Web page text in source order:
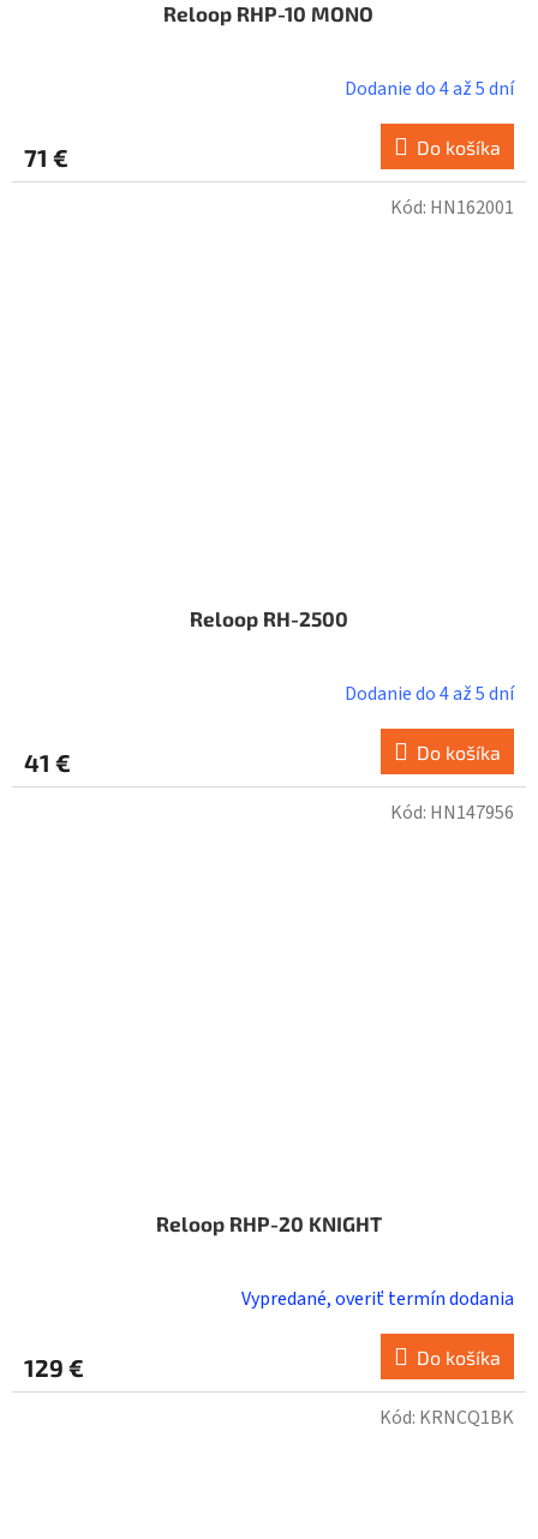
Reloop RHP-10 MONO
Dodanie do 4 až 5 dní
71 € Do košíka
Reloop RH-2500
Dodanie do 4 až 5 dní
41 € Do košíka
Kód: HN162001
Reloop RHP-20 KNIGHT
Vypredané, overiť termín dodania
129 € Do košíka
Kód: HN147956
Kód: KRNCQ1BK